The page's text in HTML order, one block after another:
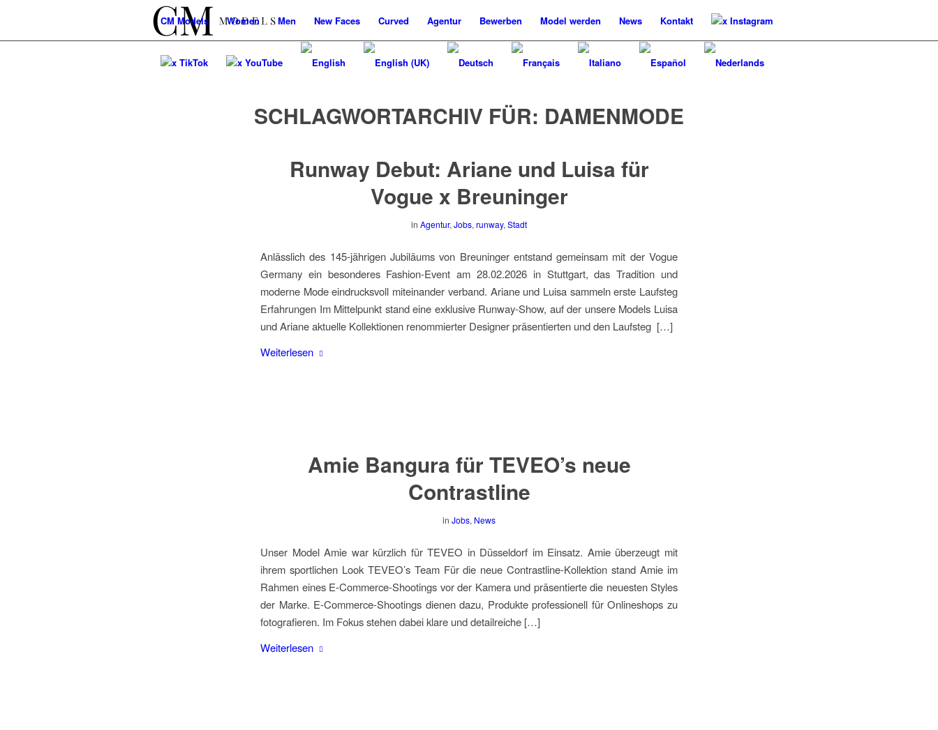
CMModels Women Men New Faces Curved Agentur Bewerben Model werden News Kontakt x Instagram
x TikTok x YouTube
SCHLAGWORTARCHIV FÜR: DAMENMODE
Runway Debut: Ariane und Luisa für
Vogue x Breuninger
in Agentur, Jobs, runway, Stadt
Anlässlich des 145-jährigen Jubiläums von Breuninger entstand gemeinsam mit der Vogue
Germany ein besonderes Fashion-Event am 28.02.2026 in Stuttgart, das Tradition und
moderne Mode eindrucksvoll miteinander verband. Ariane und Luisa sammeln erste Laufsteg
Erfahrungen Im Mittelpunkt stand eine exklusive Runway-Show, auf der unsere Models Luisa
und Ariane aktuelle Kollektionen renommierter Designer präsentierten und den Laufsteg […]
Weiterlesen
Amie Bangura für TEVEO’s neue
Contrastline
in Jobs, News
Unser Model Amie war kürzlich für TEVEO in Düsseldorf im Einsatz. Amie überzeugt mit
ihrem sportlichen Look TEVEO’s Team Für die neue Contrastline-Kollektion stand Amie im
Rahmen eines E-Commerce-Shootings vor der Kamera und präsentierte die neuesten Styles
der Marke. E-Commerce-Shootings dienen dazu, Produkte professionell für Onlineshops zu
fotografieren. Im Fokus stehen dabei klare und detailreiche […]
Weiterlesen